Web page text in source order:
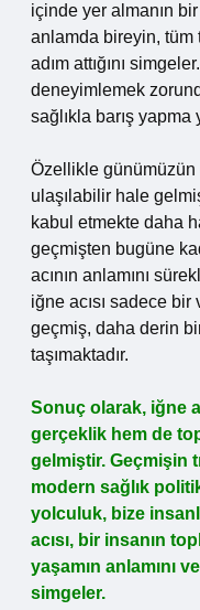
içinde yer almanın bir
anlamda bireyin, tüm
adım attığını
deneyimlemek
sağlıkla barış yapma
Özellikle günümüzün
ulaşılabilir hale
kabul etmekte daha
geçmişten bugüne
acının anlamını
iğne acısı sadece bir
geçmiş, daha derin
taşımaktadır.
Sonuç olarak, iğne
gerçeklik hem de
gelmiştir. Geçmişin
modern sağlık
yolculuk, bize
acısı, bir insanın
yaşamın anlamını
simgeler.